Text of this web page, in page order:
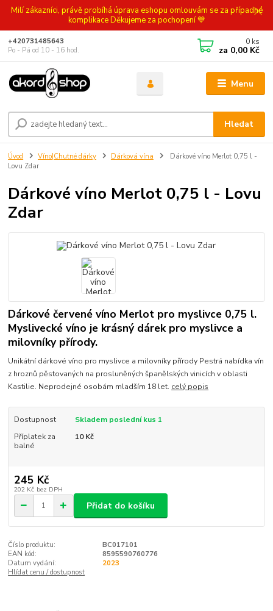
Milí zákazníci, právě probíhá úprava eshopu omlouvám se za případné
komplikace Děkujeme za pochopení 💙
Menu
Hledat
+420731485643
Po - Pá od 10 - 16 hod.
0 ks
za 0,00 Kč
Úvod Víno|Chutné dárky Dárková vína
Dárkové víno Merlot 0,75 l -
Lovu Zdar
Dárkové víno Merlot 0,75 l - Lovu
Zdar
Dárkové červené víno Merlot pro myslivce 0,75 l.
Myslivecké víno je krásný dárek pro myslivce a
milovníky přírody.
Unikátní dárkové víno pro myslivce a milovníky přírody Pestrá nabídka vín
z hroznů pěstovaných na prosluněných španělských vinicích v oblasti
Kastilie. Neprodejné osobám mladším 18 let. celý popis
Dostupnost
Skladem poslední kus 1
Příplatek za
balné
10 Kč
245 Kč
202 Kč bez DPH
Přidat do košíku
Číslo produktu:
BC017101
EAN kód:
8595590760776
Datum vydání:
2023
Hlídat cenu / dostupnost